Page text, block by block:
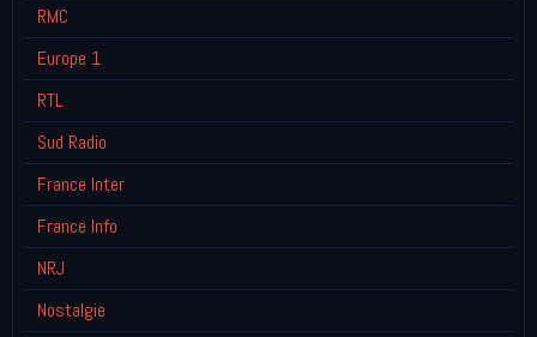
RMC
Europe 1
RTL
Sud Radio
France Inter
France Info
NRJ
Nostalgie